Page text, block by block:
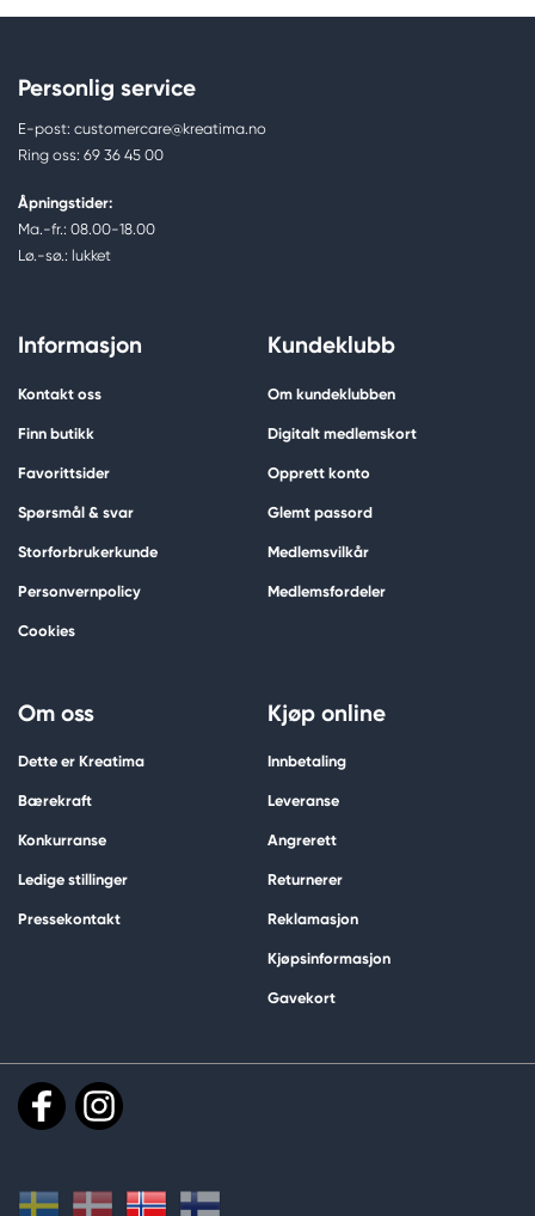
Personlig service
E-post: customercare@kreatima.no
Ring oss: 69 36 45 00
Åpningstider:
Ma.-fr.: 08.00-18.00
Lø.-sø.: lukket
Informasjon
Kontakt oss
Finn butikk
Favorittsider
Spørsmål & svar
Storforbrukerkunde
Personvernpolicy
Cookies
Kundeklubb
Om kundeklubben
Digitalt medlemskort
Opprett konto
Glemt passord
Medlemsvilkår
Medlemsfordeler
Om oss
Dette er Kreatima
Bærekraft
Konkurranse
Ledige stillinger
Pressekontakt
Kjøp online
Innbetaling
Leveranse
Angrerett
Returnerer
Reklamasjon
Kjøpsinformasjon
Gavekort